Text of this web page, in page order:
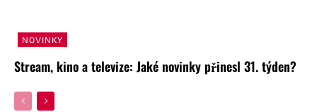
NOVINKY
Stream, kino a televize: Jaké novinky přinesl 31. týden?